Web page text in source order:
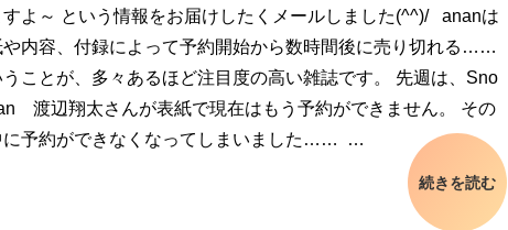
すよ～ という情報をお届けしたくメールしました(^^)/ ananは
や内容、付録によって予約開始から数時間後に売り切れる……
うことが、多々あるほど注目度の高い雑誌です。 先週は、Sno
渡辺翔太さんが表紙で現在はもう予約ができません。 その
に予約ができなくなってしまいました…… …
続きを読む